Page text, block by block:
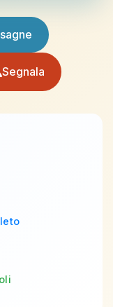
Segnala